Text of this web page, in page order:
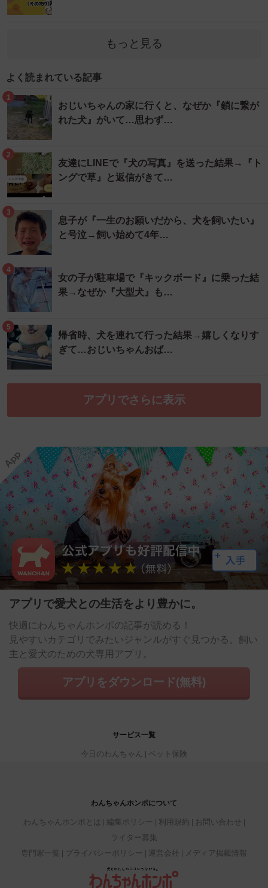
もっと見る
よく読まれている記事
1
おじいちゃんの家に行くと、なぜか『鎖に繋が
れた犬』がいて…思わず…
2
友達にLINEで『犬の写真』を送った結果→『ト
ングで草』と返信がきて…
3
息子が『一生のお願いだから、犬を飼いたい』
と号泣→飼い始めて4年…
4
女の子が駐車場で『キックボード』に乗った結
果→なぜか『大型犬』も…
5
帰省時、犬を連れて行った結果→嬉しくなりす
ぎて…おじいちゃんおば…
アプリでさらに表示
アプリで愛犬との生活をより豊かに。
快適にわんちゃんホンポの記事が読める！
見やすいカテゴリでみたいジャンルがすぐ見つかる。飼い
主と愛犬のための犬専用アプリ。
アプリをダウンロード(無料)
サービス一覧
今日のわんちゃん ペット保険
わんちゃんホンポについて
わんちゃんホンポとは 編集ポリシー 利用規約
お問い合わせ
ライター募集
専門家一覧
プライバシーポリシー 運営会社 メディア掲載情報